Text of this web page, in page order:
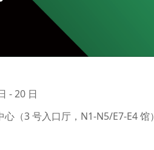
- 20 日
（3 号入口厅，N1-N5/E7-E4 馆）